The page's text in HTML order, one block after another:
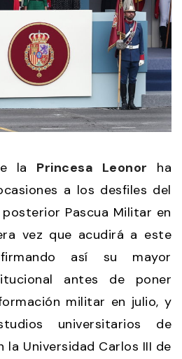
la Princesa Leonor ha
a los desfiles del
Pascua Militar en
vez que acudirá a este
así su mayor
antes de poner
militar en julio, y
universitarios de
la Universidad Carlos III de